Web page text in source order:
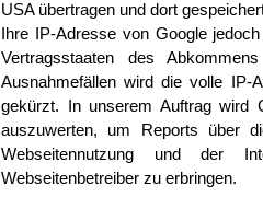
USA übertragen und dort
Ihre IP-Adresse von Google
Vertragsstaaten des
Ausnahmefällen wird die volle IP-
gekürzt. In unserem Auftrag wird
auszuwerten, um Reports über
Webseitennutzung und der
Webseitenbetreiber zu erbringen.